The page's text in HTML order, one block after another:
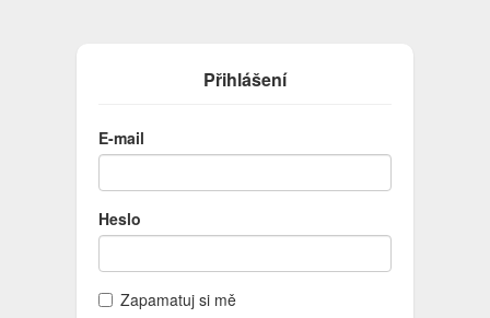
Přihlášení
E-mail
Heslo
Zapamatuj si mě